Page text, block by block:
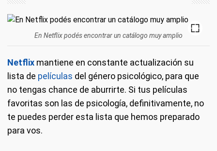
En Netflix podés encontrar un catálogo muy amplio
Netflix mantiene en constante actualización su
lista de películas del género psicológico, para que
no tengas chance de aburrirte. Si tus películas
favoritas son las de psicología, definitivamente, no
te puedes perder esta lista que hemos preparado
para vos.